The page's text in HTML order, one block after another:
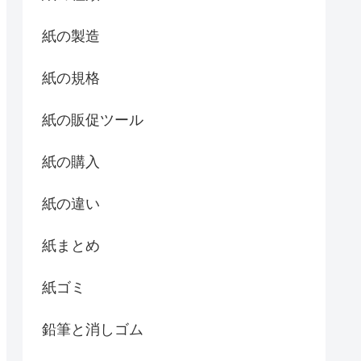
紙の製造
紙の規格
紙の販促ツール
紙の購入
紙の違い
紙まとめ
紙ゴミ
鉛筆と消しゴム